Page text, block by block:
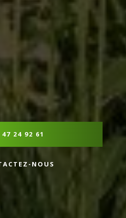
47 24 92 61
NOUS